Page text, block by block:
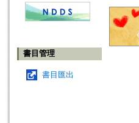
書目管理
書目匯出